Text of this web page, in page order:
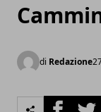
di Redazione
Facebook